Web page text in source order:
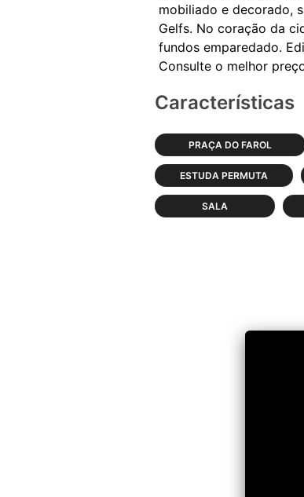
mobiliado e decorado,
Gelfs. No coração da
fundos emparedado.
Características
PRAÇA DO FAROL
ESTUDA PERMUTA
SALA